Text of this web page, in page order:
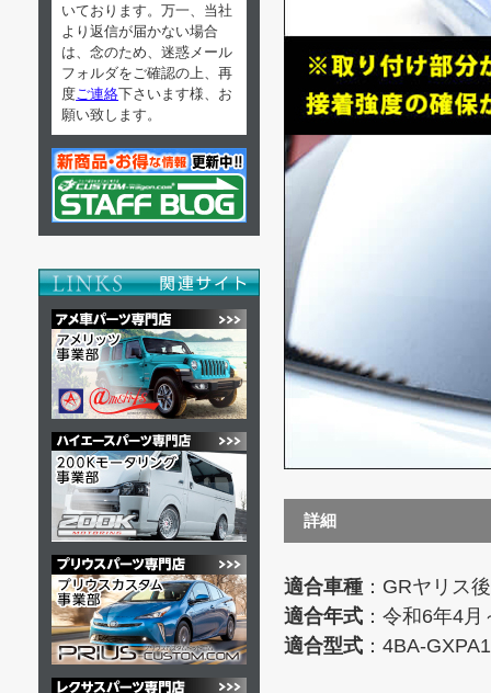
いております。万一、当社
より返信が届かない場合
は、念のため、迷惑メール
フォルダをご確認の上、再
度 ご連絡下さいます様、お
願い致します。
詳細
適合車種 ：GRヤリス
適合年式 ：令和6年4月
適合型式 ：4BA-